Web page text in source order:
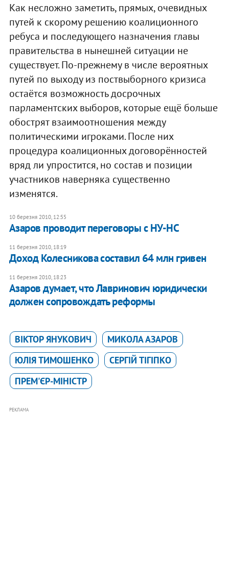
Как несложно заметить, прямых, очевидных
путей к скорому решению коалиционного
ребуса и последующего назначения главы
правительства в нынешней ситуации не
существует. По-прежнему в числе вероятных
путей по выходу из пост­выборного кризиса
остаётся возможность досрочных
парламентских выборов, которые ещё больше
обострят взаимоотношения между
политическими игроками. После них
процедура коалиционных договорённостей
вряд ли упростится, но состав и позиции
участников наверняка существенно
изменятся.
10 березня 2010, 12:55
Азаров проводит переговоры с НУ-НС
11 березня 2010, 18:19
Доход Колесникова составил 64 млн гривен
11 березня 2010, 18:23
Азаров думает, что Лавринович юридически
должен сопровождать реформы
ВІКТОР ЯНУКОВИЧ
МИКОЛА АЗАРОВ
ЮЛІЯ ТИМОШЕНКО
СЕРГІЙ ТІГІПКО
ПРЕМ'ЄР-МІНІСТР
РЕКЛАМА